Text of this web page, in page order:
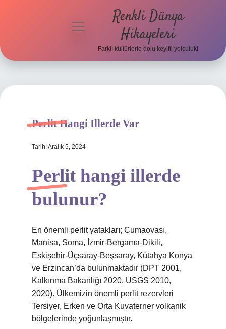
menüyü
Renkli Dünya
Hikayeleri
Farklı kültürlerle dolu keyifli yolculuk!
Perlit Hangi Illerde Var
Tarih: Aralık 5, 2024
Perlit hangi illerde
bulunur?
En önemli perlit yatakları; Cumaovası,
Manisa, Soma, İzmir-Bergama-Dikili,
Eskişehir-Üçsaray-Beşsaray, Kütahya Konya
ve Erzincan’da bulunmaktadır (DPT 2001,
Kalkınma Bakanlığı 2020, USGS 2010,
2020). Ülkemizin önemli perlit rezervleri
Tersiyer, Erken ve Orta Kuvaterner volkanik
bölgelerinde yoğunlaşmıştır.